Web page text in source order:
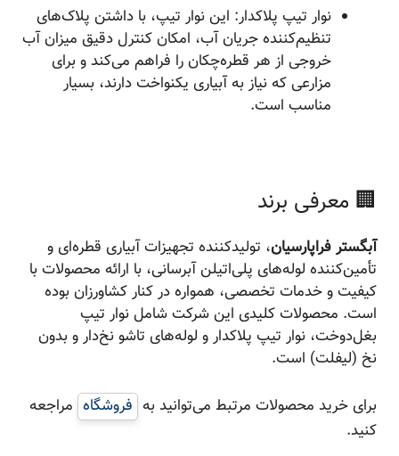
نوار تیپ پلاکدار: این نوار تیپ، با داشتن پلاک‌های
تنظیم‌کننده جریان آب، امکان کنترل دقیق میزان آب
خروجی از هر قطره‌چکان را فراهم می‌کند و برای
مزارعی که نیاز به آبیاری یکنواخت دارند، بسیار
مناسب است.
🏢 معرفی برند
آبگستر فراپارسیان، تولیدکننده تجهیزات آبیاری قطره‌ای و
تأمین‌کننده لوله‌های پلی‌اتیلن آبرسانی، با ارائه محصولات با
کیفیت و خدمات تخصصی، همواره در کنار کشاورزان بوده
است. محصولات کلیدی این شرکت شامل نوار تیپ
بغل‌دوخت، نوار تیپ پلاکدار و لوله‌های تاشو نخ‌دار و بدون
نخ (لیفلت) است.
برای خرید محصولات مرتبط می‌توانید به فروشگاه مراجعه
کنید.